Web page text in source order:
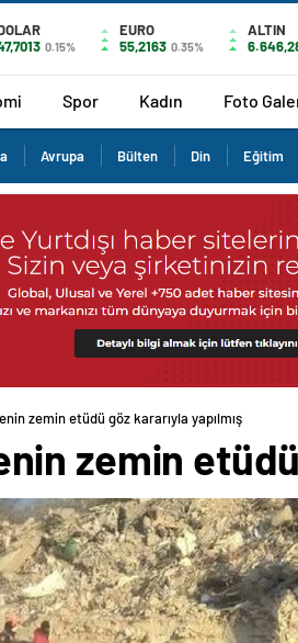
0.15%
EURO
55,2163 0.35%
ALTIN
Spor Kadın Foto
Avrupa Bülten Din Eğitim
zemin etüdü göz kararıyla yapılmış
zemin etüdü